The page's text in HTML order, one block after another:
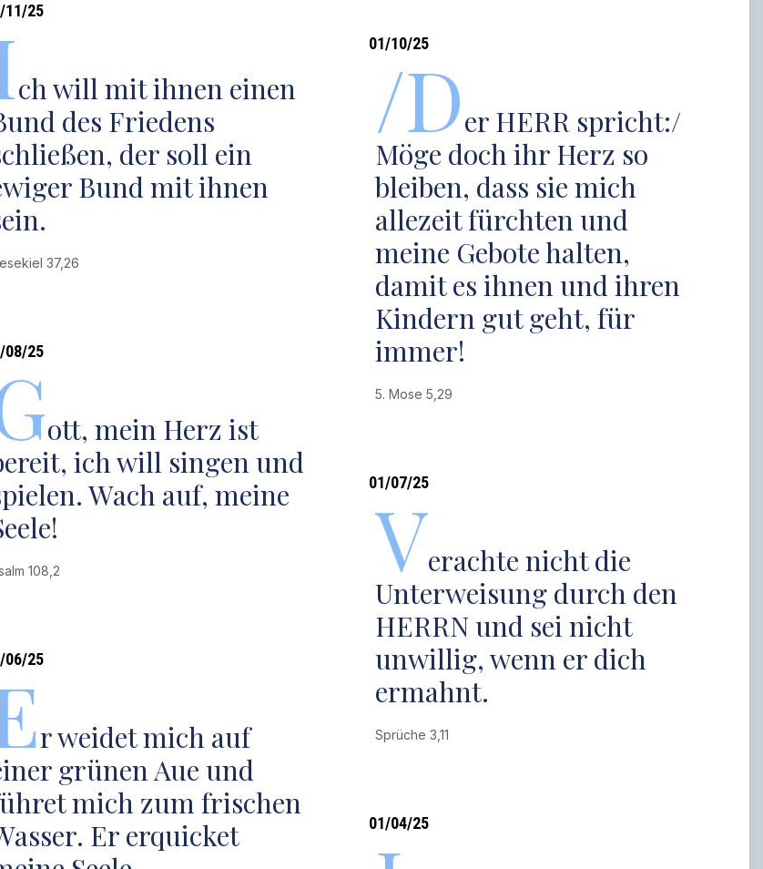
11/25
ch will mit ihnen einen
des Friedens
der soll ein
Bund mit ihnen
37,26
08/25
ott, mein Herz ist
ich will singen und
Wach auf, meine
108,2
06/25
r weidet mich auf
grünen Aue und
mich zum frischen
Er erquicket
01/10/25
/Der HERR spricht:/
Möge doch ihr Herz so
bleiben, dass sie mich
allezeit fürchten und
meine Gebote halten,
damit es ihnen und ihren
Kindern gut geht, für
immer!
5. Mose 5,29
01/07/25
Verachte nicht die
Unterweisung durch den
HERRN und sei nicht
unwillig, wenn er dich
ermahnt.
Sprüche 3,11
01/04/25